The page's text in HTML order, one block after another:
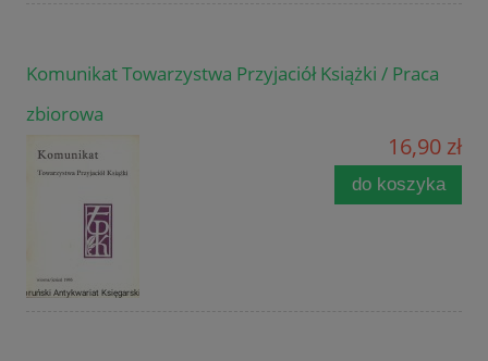
Komunikat Towarzystwa Przyjaciół Książki / Praca
zbiorowa
16,90 zł
do koszyka